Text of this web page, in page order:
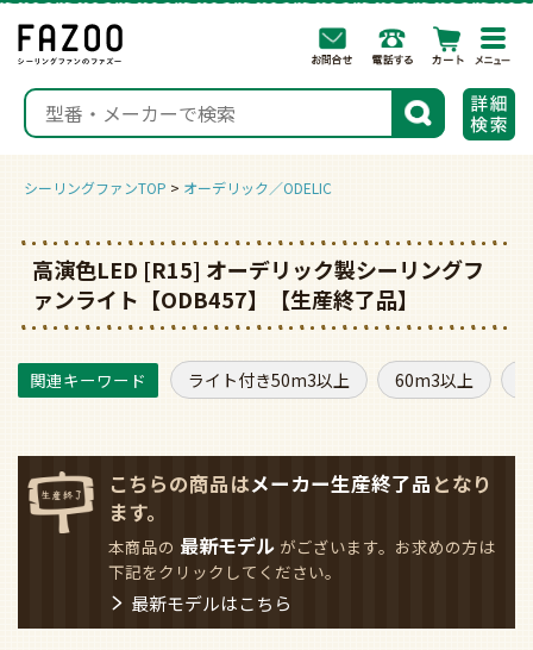
検索
シーリングファンTOP オーデリック／ODELIC
高演色LED [R15] オーデリック製シーリングフ
ァンライト【ODB457】【生産終了品】
ライト付き50m3以上 60m3以上
こちらの商品はメーカー生産終了品 となり
ます。
本商品の 最新モデル がございます。お求めの方は
下記をクリックしてください。
最新モデルはこちら